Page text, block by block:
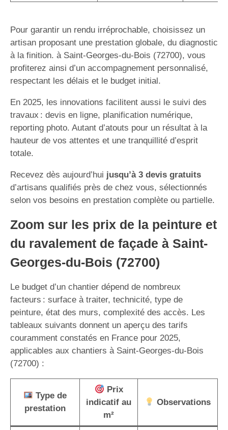
Pour garantir un rendu irréprochable, choisissez un
artisan proposant une prestation globale, du diagnostic
à la finition. à Saint-Georges-du-Bois (72700), vous
profiterez ainsi d’un accompagnement personnalisé,
respectant les délais et le budget initial.
En 2025, les innovations facilitent aussi le suivi des
travaux : devis en ligne, planification numérique,
reporting photo. Autant d’atouts pour un résultat à la
hauteur de vos attentes et une tranquillité d’esprit
totale.
Recevez dès aujourd’hui jusqu’à 3 devis gratuits
d’artisans qualifiés près de chez vous, sélectionnés
selon vos besoins en prestation complète ou partielle.
Zoom sur les prix de la peinture et
du ravalement de façade à Saint-
Georges-du-Bois (72700)
Le budget d’un chantier dépend de nombreux
facteurs : surface à traiter, technicité, type de
peinture, état des murs, complexité des accès. Les
tableaux suivants donnent un aperçu des tarifs
couramment constatés en France pour 2025,
applicables aux chantiers à Saint-Georges-du-Bois
(72700) :
Type de
prestation
Prix
indicatif au
m²
Observations